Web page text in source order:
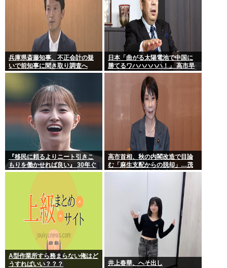
兵庫県斎藤知事、不正会計の疑
いで前知事に聞き取り調査へ
日本「曲がる太陽電池で中国に
勝てるワハハハハハ！」 高市早
苗「勝てる！ ガハハハハハ
『移民に頼るよりニート引きこ
もりを働かせれば良い』 30年ぐ
らい言ってるけど絶対に実現し
高市首相、秋の内閣改造で目論
む「麻生支配からの脱却」…茂
木敏充氏も小林鷹之氏もクビ
A型作業所すら務まらない俺はど
うすればいい？？？
井上春華、へそ出し